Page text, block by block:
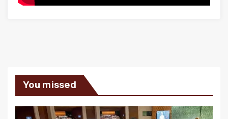
You missed